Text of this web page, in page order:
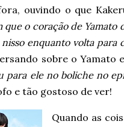
ouvindo o que
que o coração de
enquanto volta para
sobre o Yamato
para ele no boliche no
e tão gostoso de ver!
Quando as